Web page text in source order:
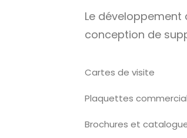
Le
conception de
Cartes de visite
Plaquettes
Brochures et